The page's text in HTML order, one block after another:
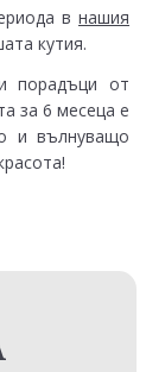
в нашия
кутия.
порадъци от
за 6 месеца е
и вълнуващо